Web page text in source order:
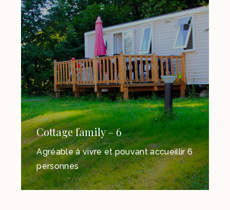
Cottage family – 6
Agréable à vivre et pouvant accueillir 6
personnes